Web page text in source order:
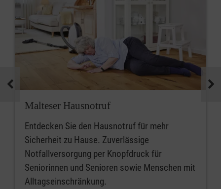
Malteser Hausnotruf
Entdecken Sie den Hausnotruf für mehr
Sicherheit zu Hause. Zuverlässige
Notfallversorgung per Knopfdruck für
Seniorinnen und Senioren sowie Menschen mit
Alltagseinschränkung.